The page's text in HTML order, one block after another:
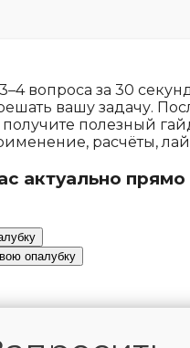
вопроса за 30
вашу задачу.
полезный
расчёты,
актуально прямо
опалубку